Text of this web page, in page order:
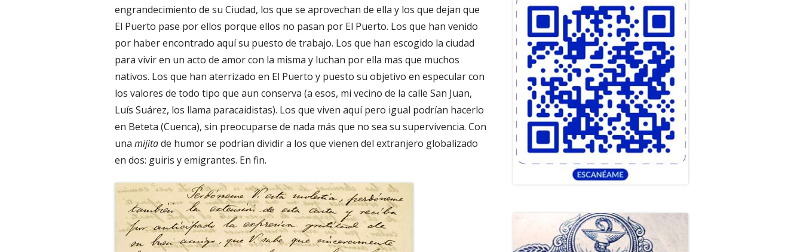
engrandecimiento de su Ciudad, los que se aprovechan de ella y los que dejan que
El Puerto pase por ellos porque ellos no pasan por El Puerto. Los que han venido
por haber encontrado aquí su puesto de trabajo. Los que han escogido la ciudad
para vivir en un acto de amor con la misma y luchan por ella mas que muchos
nativos. Los que han aterrizado en El Puerto y puesto su objetivo en especular con
los valores de todo tipo que aun conserva (a esos, mi vecino de la calle San Juan,
Luís Suárez, los llama paracaidistas). Los que viven aquí pero igual podrían hacerlo
en Beteta (Cuenca), sin preocuparse de nada más que no sea su supervivencia. Con
una mijitade humor se podrían dividir a los que vienen del extranjero globalizado
en dos: guiris y emigrantes. En fin.